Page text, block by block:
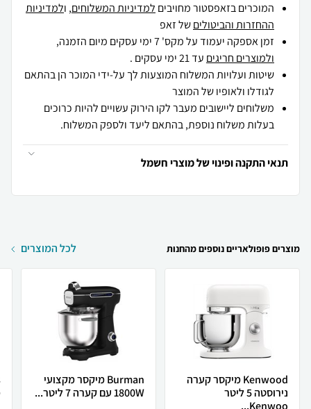
המוכרים בזאפסטור מחויבים למדיניות המשלוחים, ולמדיניות
ההחזרות והביטוליםשל זאפ
זמן אספקה יעמוד על מקס' 7 ימי עסקים מיום הזמנה,
ולמוצרים חריגים עד 21 ימי עסקים .
שיטות ועלויות המשלוח המוצעות לך על-ידי המוכר הן בהתאם
לגודלו ולאופיו של המוצר
משלוחים ליישובים מעבר לקו הירוק עשויים להיות כרוכים
בעלות משלוח נוספת, בהתאם ליעד ולספק המשלוח.
תנאי התקנה ופינוי של מוצרי חשמל
מוצרים פופולאריים נוספים מהחנות לכל המוצרים
Kenwood מיקסר קערה
נירוסטה 5 ליטר
Kenwoo...
Burman מיקסר מקצועי
1800W עם קערה 7 ליטר...